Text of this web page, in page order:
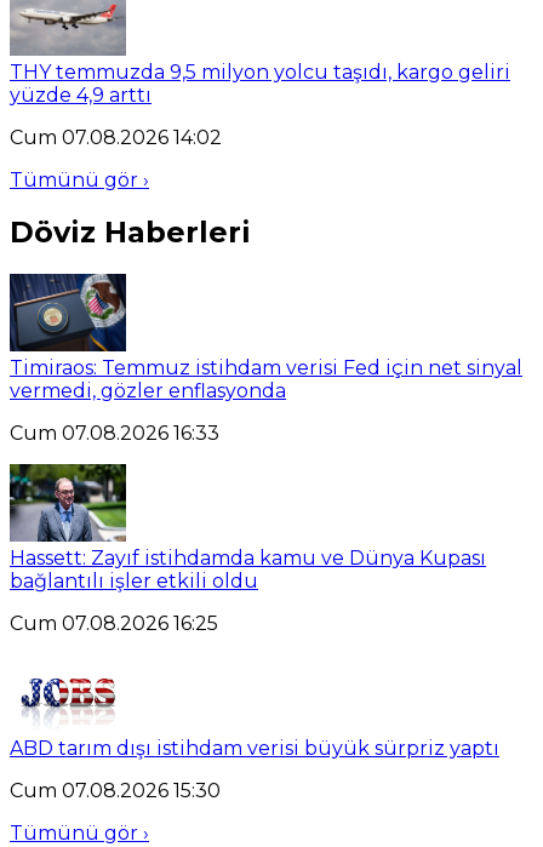
THY temmuzda 9,5 milyon yolcu taşıdı, kargo geliri
yüzde 4,9 arttı
Cum 07.08.2026 14:02
Tümünü gör ›
Döviz Haberleri
Timiraos: Temmuz istihdam verisi Fed için net sinyal
vermedi, gözler enflasyonda
Cum 07.08.2026 16:33
Hassett: Zayıf istihdamda kamu ve Dünya Kupası
bağlantılı işler etkili oldu
Cum 07.08.2026 16:25
ABD tarım dışı istihdam verisi büyük sürpriz yaptı
Cum 07.08.2026 15:30
Tümünü gör ›